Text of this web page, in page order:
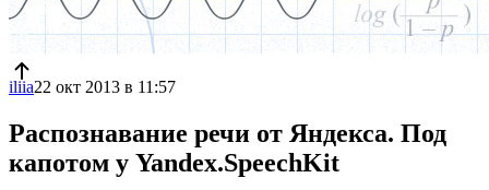
iliia22 окт 2013 в 11:57
Распознавание речи от Яндекса. Под
капотом у Yandex.SpeechKit